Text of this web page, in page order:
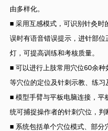
由多样化。
■ 采用互感模式，可识别针灸时
误时有语音错误提示，进针部
灯，可提高训练和考核质量。
■ 可以进行上肢常用穴位60余
等穴位的定位及针刺示教、练习
■ 模型手臂与平板电脑连接，平
统可捕捉操作者的针刺穴位，判
■ 系统包括单个穴位模式、部分